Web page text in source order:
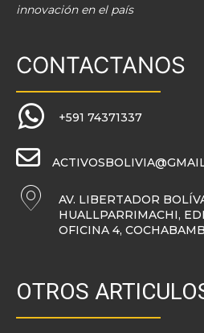
innovación en el país
CONTACTANOS
+591 74371337
AV. LIBERTADOR
HUALLPARRIMACHI,
OFICINA 4,
OTROS